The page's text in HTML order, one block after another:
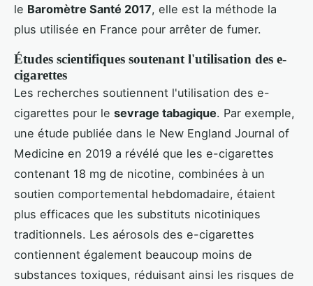
le Baromètre Santé 2017, elle est la méthode la
plus utilisée en France pour arrêter de fumer.
Études scientifiques soutenant l'utilisation des e-
cigarettes
Les recherches soutiennent l'utilisation des e-
cigarettes pour le sevrage tabagique. Par exemple,
une étude publiée dans le New England Journal of
Medicine en 2019 a révélé que les e-cigarettes
contenant 18 mg de nicotine, combinées à un
soutien comportemental hebdomadaire, étaient
plus efficaces que les substituts nicotiniques
traditionnels. Les aérosols des e-cigarettes
contiennent également beaucoup moins de
substances toxiques, réduisant ainsi les risques de